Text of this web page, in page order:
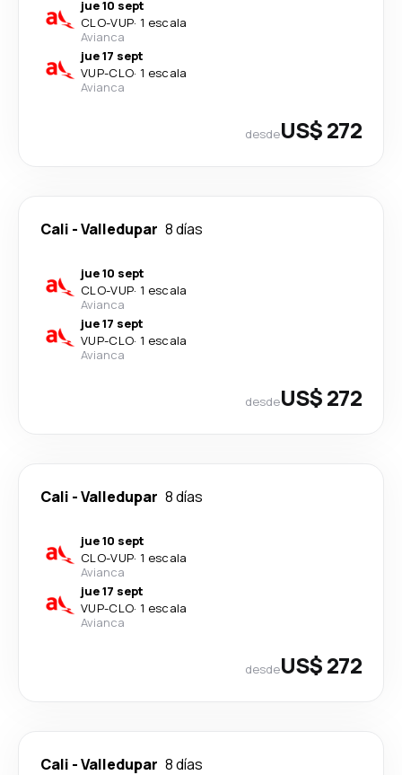
jue 10 sept
CLO-VUP· 1 escala
Avianca
jue 17 sept
VUP-CLO· 1 escala
Avianca
desdeUS$ 272
Cali -Valledupar 8 días
jue 10 sept
CLO-VUP· 1 escala
Avianca
jue 17 sept
VUP-CLO· 1 escala
Avianca
desdeUS$ 272
Cali -Valledupar 8 días
jue 10 sept
CLO-VUP· 1 escala
Avianca
jue 17 sept
VUP-CLO· 1 escala
Avianca
desdeUS$ 272
Cali -Valledupar 8 días